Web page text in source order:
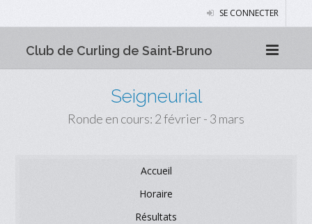
SE CONNECTER
Club de Curling de Saint‑Bruno
Seigneurial
Ronde en cours: 2 février - 3 mars
Accueil
Horaire
Résultats